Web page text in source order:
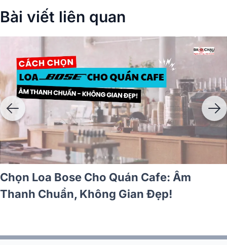
Bài viết liên quan
10 Mẫu Loa Bose Hay Nhất Tết 2026